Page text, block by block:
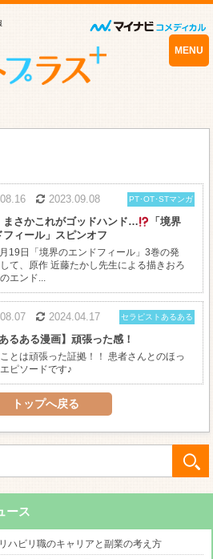
MENU
2023.09.08 PT･OT･STマンガ
まさかこれがゴッドハンド…
「境界
フィール」スピンオフ
19日「境界のエンドフィール」3巻の発
て、原作 近藤たかし先生による描きおろ
エンド...
2024.04.17 セラピストあるある
るある漫画】頑張った感！
とは頑張った証拠！！ 患者さんとのほっ
ピソードです♪
トップへ戻る
ース
ハビリ職のキャリアと副業の考え方